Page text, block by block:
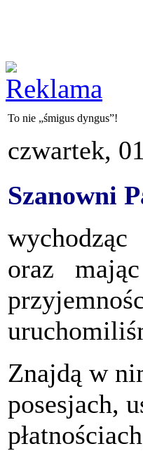
To nie „śmigus dyngus”!
czwartek,
Szanowni
oraz
Znajdą w
posesjach,